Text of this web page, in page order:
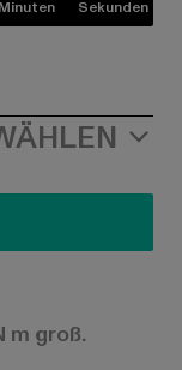
Minuten Sekunden
m groß.